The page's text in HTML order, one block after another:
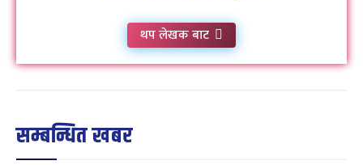
थप लेखक बाट
सम्बन्धित खबर